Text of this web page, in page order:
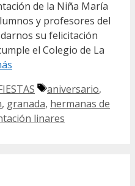
de la Niña María
y profesores del
su felicitación
el Colegio de La
Etiquetas
aniversario,
, granada, hermanas de
linares